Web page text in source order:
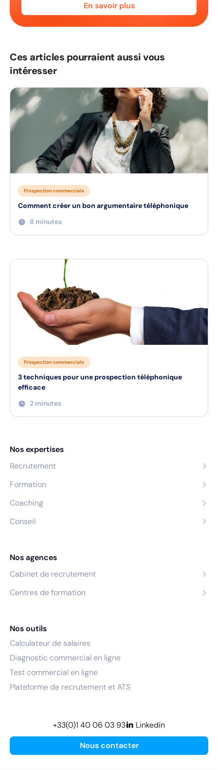
En savoir plus
Ces articles pourraient aussi vous
intéresser
Prospection commerciale
Comment créer un bon argumentaire téléphonique
8 minutes
Prospection commerciale
3 techniques pour une prospection téléphonique
efficace
2 minutes
Nos expertises
Recrutement
Formation
Coaching
Conseil
Nos agences
Cabinet de recrutement
Centres de formation
Nos outils
Calculateur de salaires
Diagnostic commercial en ligne
Test commercial en ligne
Plateforme de recrutement et ATS
Nous contacter
+33(0)1 40 06 03 93 Linkedin